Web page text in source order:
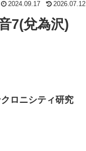
2024.09.17 2026.07.12
7(兌為沢)
ロニシティ研究